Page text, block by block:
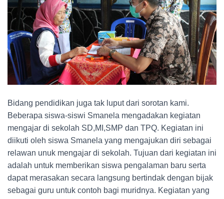
Bidang pendidikan juga tak luput dari sorotan kami.
Beberapa siswa-siswi Smanela mengadakan kegiatan
mengajar di sekolah SD,MI,SMP dan TPQ. Kegiatan ini
diikuti oleh siswa Smanela yang mengajukan diri sebagai
relawan unuk mengajar di sekolah. Tujuan dari kegiatan ini
adalah untuk memberikan siswa pengalaman baru serta
dapat merasakan secara langsung bertindak dengan bijak
sebagai guru untuk contoh bagi muridnya. Kegiatan yang